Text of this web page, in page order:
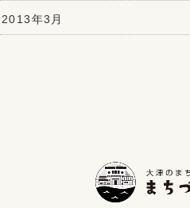
2013年3月